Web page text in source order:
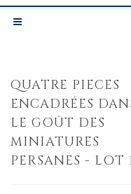
QUATRE PIECES
ENCADRÉES
LE GOÛT DES
MINIATURES
PERSANES - LOT